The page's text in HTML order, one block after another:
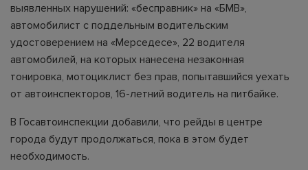
выявленных нарушений: «бесправник» на «БМВ»,
автомобилист с поддельным водительским
удостоверением на «Мерседесе», 22 водителя
автомобилей, на которых нанесена незаконная
тонировка, мотоциклист без прав, попытавшийся уехать
от автоинспекторов, 16-летний водитель на питбайке.
В Госавтоинспекции добавили, что рейды в центре
города будут продолжаться, пока в этом будет
необходимость.